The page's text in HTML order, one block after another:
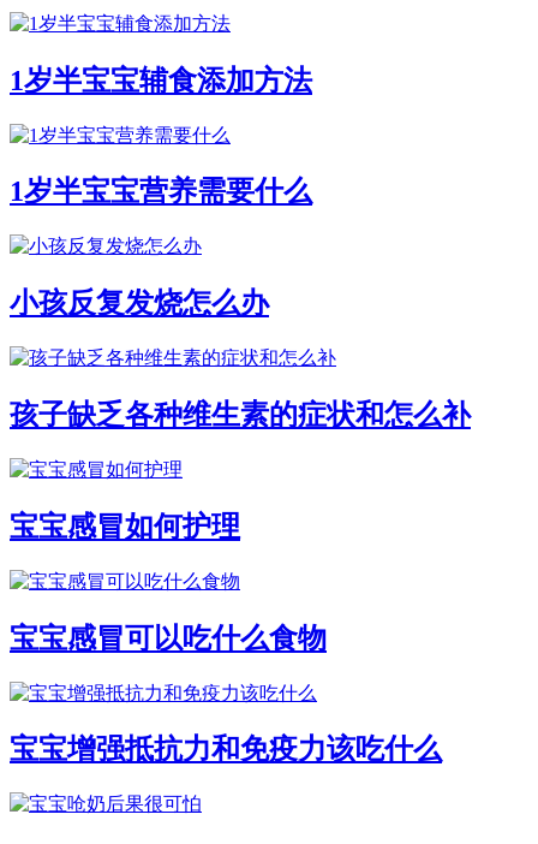
1岁半宝宝辅食添加方法
1岁半宝宝营养需要什么
小孩反复发烧怎么办
孩子缺乏各种维生素的症状和怎么补
宝宝感冒如何护理
宝宝感冒可以吃什么食物
宝宝增强抵抗力和免疫力该吃什么